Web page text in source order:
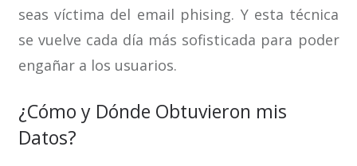
seas víctima del email phising. Y esta técnica
se vuelve cada día más sofisticada para poder
engañar a los usuarios.
¿Cómo y Dónde Obtuvieron mis
Datos?